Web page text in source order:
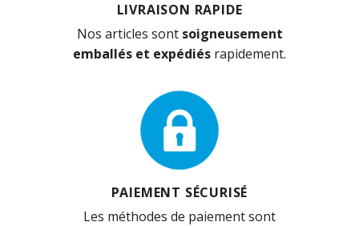
LIVRAISON RAPIDE
Nos articles sont soigneusement
emballés et expédiés rapidement.
PAIEMENT SÉCURISÉ
Les méthodes de paiement sont